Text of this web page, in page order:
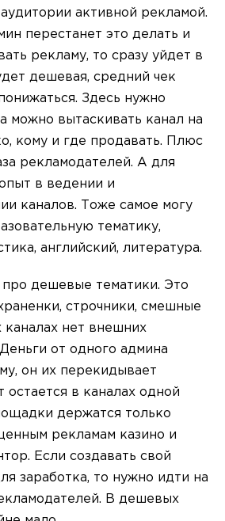
активной рекламой.
перестанет это делать и
рекламу, то сразу уйдет в
дешевая, средний чек
Здесь нужно
можно вытаскивать канал на
кому и где продавать. Плюс
рекламодателей. А для
в ведении и
каналов. Тоже самое могу
тематику,
английский, литература.
дешевые тематики. Это
строчники, смешные
каналах нет внешних
от одного админа
он их перекидывает
в каналах одной
держатся только
рекламам казино и
Если создавать свой
заработка, то нужно идти на
В дешевых